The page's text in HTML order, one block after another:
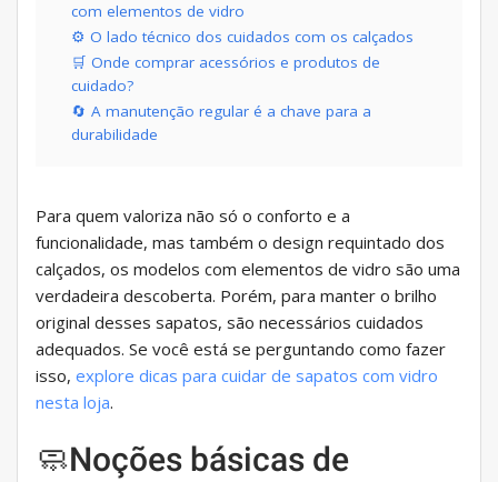
com elementos de vidro
⚙️ O lado técnico dos cuidados com os calçados
🛒 Onde comprar acessórios e produtos de
cuidado?
🔄 A manutenção regular é a chave para a
durabilidade
Para quem valoriza não só o conforto e a
funcionalidade, mas também o design requintado dos
calçados, os modelos com elementos de vidro são uma
verdadeira descoberta. Porém, para manter o brilho
original desses sapatos, são necessários cuidados
adequados. Se você está se perguntando como fazer
isso, explore dicas para cuidar de sapatos com vidro
nesta loja.
🧼Noções básicas de